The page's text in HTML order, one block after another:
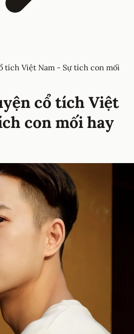
tích Việt Nam - Sự tích con mối
cổ tích Việt
con mối hay